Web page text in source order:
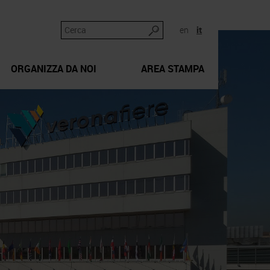
en it
ORGANIZZA DA NOI AREA STAMPA